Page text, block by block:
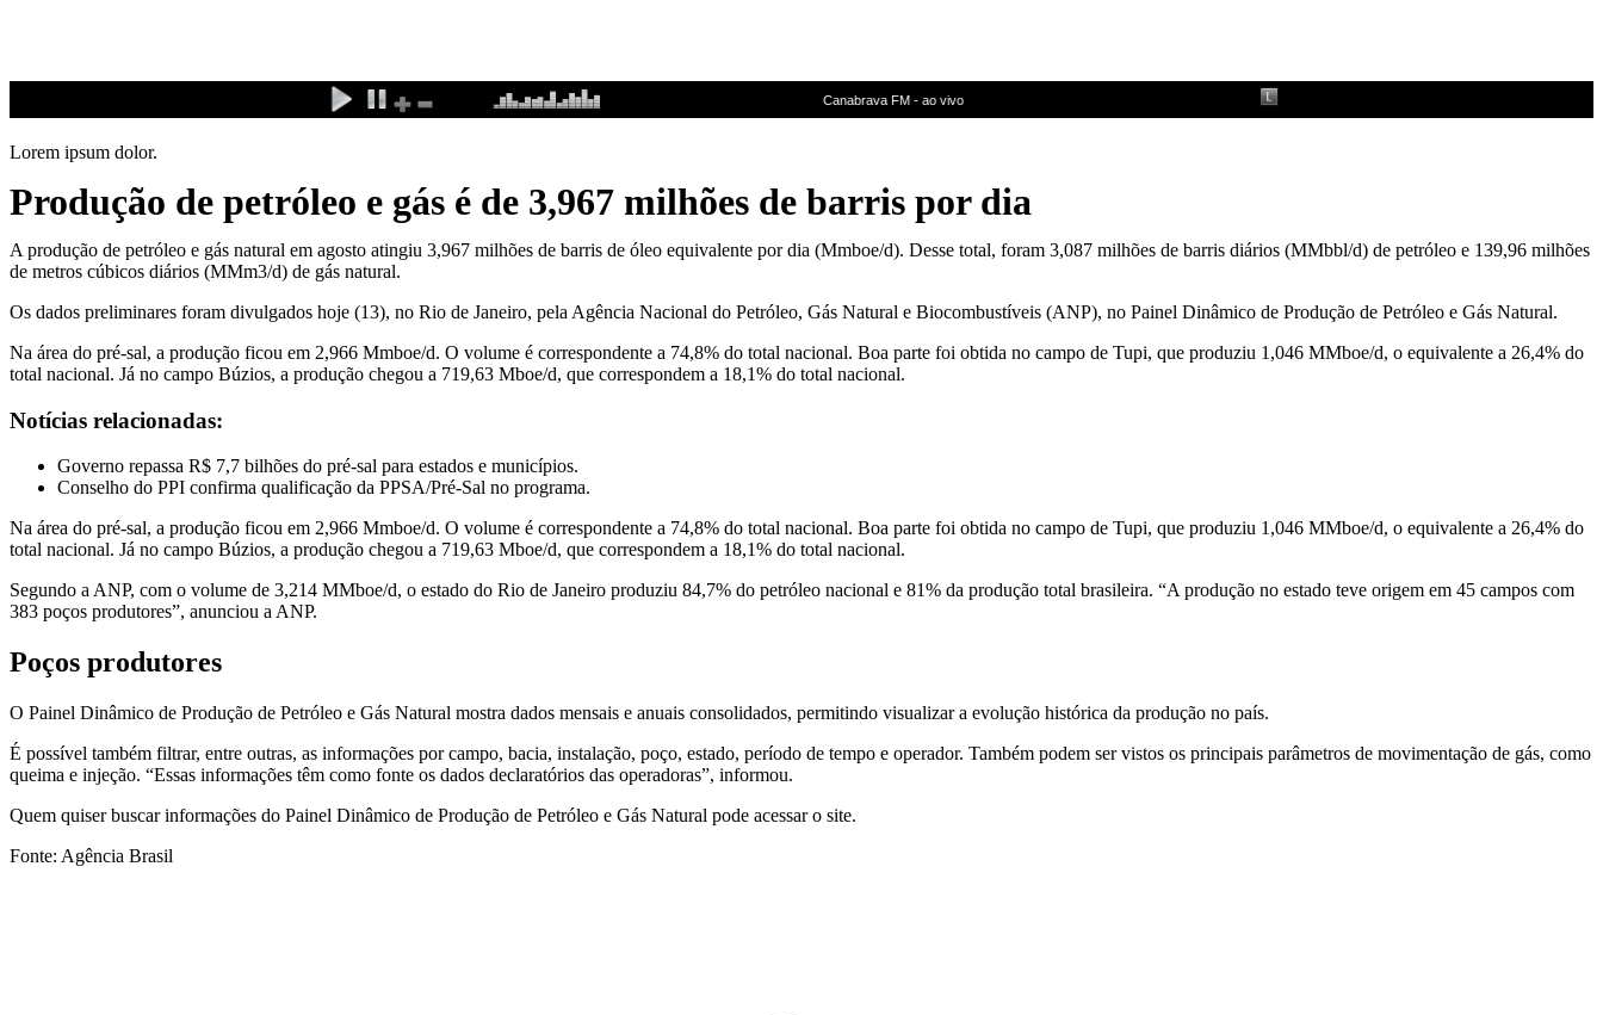
conteúdo
Lorem ipsum dolor.
Produção de petróleo e gás é de 3,967 milhões de barris por dia
A produção de petróleo e gás natural em agosto atingiu 3,967 milhões de barris de óleo equivalente por dia (Mmboe/d). Desse total, foram 3,087 milhões de barris diários (MMbbl/d) de petróleo e 139,96 milhões
de metros cúbicos diários (MMm3/d) de gás natural.
Os dados preliminares foram divulgados hoje (13), no Rio de Janeiro, pela Agência Nacional do Petróleo, Gás Natural e Biocombustíveis (ANP), no Painel Dinâmico de Produção de Petróleo e Gás Natural.
Na área do pré-sal, a produção ficou em 2,966 Mmboe/d. O volume é correspondente a 74,8% do total nacional. Boa parte foi obtida no campo de Tupi, que produziu 1,046 MMboe/d, o equivalente a 26,4% do
total nacional. Já no campo Búzios, a produção chegou a 719,63 Mboe/d, que correspondem a 18,1% do total nacional.
Notícias relacionadas:
Governo repassa R$ 7,7 bilhões do pré-sal para estados e municípios.
Conselho do PPI confirma qualificação da PPSA/Pré-Sal no programa.
Na área do pré-sal, a produção ficou em 2,966 Mmboe/d. O volume é correspondente a 74,8% do total nacional. Boa parte foi obtida no campo de Tupi, que produziu 1,046 MMboe/d, o equivalente a 26,4% do
total nacional. Já no campo Búzios, a produção chegou a 719,63 Mboe/d, que correspondem a 18,1% do total nacional.
Segundo a ANP, com o volume de 3,214 MMboe/d, o estado do Rio de Janeiro produziu 84,7% do petróleo nacional e 81% da produção total brasileira. “A produção no estado teve origem em 45 campos com
383 poços produtores”, anunciou a ANP.
Poços produtores
O Painel Dinâmico de Produção de Petróleo e Gás Natural mostra dados mensais e anuais consolidados, permitindo visualizar a evolução histórica da produção no país.
É possível também filtrar, entre outras, as informações por campo, bacia, instalação, poço, estado, período de tempo e operador. Também podem ser vistos os principais parâmetros de movimentação de gás, como
queima e injeção. “Essas informações têm como fonte os dados declaratórios das operadoras”, informou.
Quem quiser buscar informações do Painel Dinâmico de Produção de Petróleo e Gás Natural pode acessar o site.
Fonte: Agência Brasil